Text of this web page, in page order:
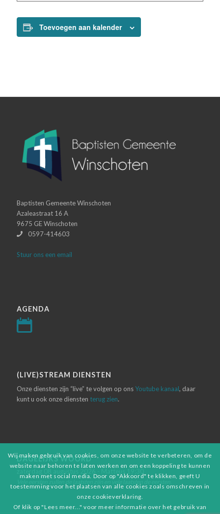
Toevoegen aan kalender
Baptisten Gemeente Winschoten
Azaleastraat 16 A
9675 GE Winschoten
0597-414603
Stuur ons een email
AGENDA
(LIVE)STREAM DIENSTEN
Onze diensten zijn “live” te volgen op onsYoutube kanaal, daar
kunt u ook onze diensten terug zien.
DAGELIJKS WOORD
Wij maken gebruik van cookies, om onze website te verbeteren, om de
website naar behoren te laten werken en om een koppeling te kunnen
maken met social media. Door op "Akkoord" te klikken, geeft U
toestemming voor het plaatsen van alle cookies zoals omschreven in
onze cookieverklaring.
Of klik op "Lees meer..." voor meer informatie over het gebruik van